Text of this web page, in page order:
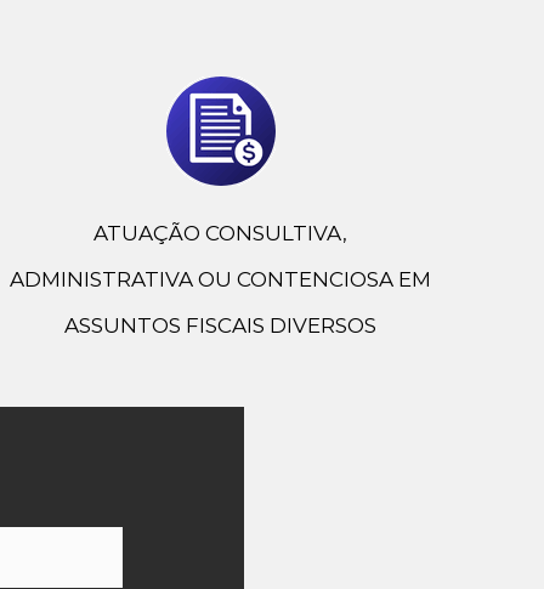
ATUAÇÃO CONSULTIVA,
ADMINISTRATIVA OU CONTENCIOSA EM
ASSUNTOS FISCAIS DIVERSOS